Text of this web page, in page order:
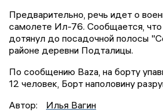
Предварительно, речь идет о
самолете Ил-76. Сообщается, что
дотянул до посадочной полосы
районе деревни Подталицы.
По сообщению Baza, на борту
12 человек, Борт наполовину
Автор:
Илья Вагин